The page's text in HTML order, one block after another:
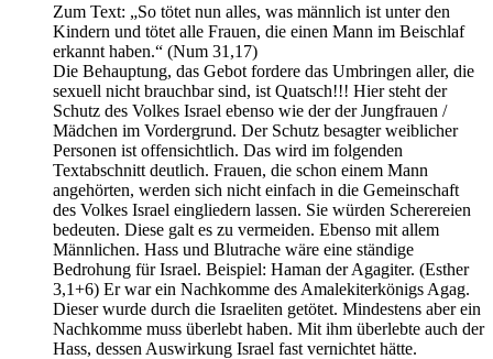
Zum Text: „So tötet nun alles, was männlich ist unter den
Kindern und tötet alle Frauen, die einen Mann im Beischlaf
erkannt haben.“ (Num 31,17)
Die Behauptung, das Gebot fordere das Umbringen aller, die
sexuell nicht brauchbar sind, ist Quatsch!!! Hier steht der
Schutz des Volkes Israel ebenso wie der der Jungfrauen /
Mädchen im Vordergrund. Der Schutz besagter weiblicher
Personen ist offensichtlich. Das wird im folgenden
Textabschnitt deutlich. Frauen, die schon einem Mann
angehörten, werden sich nicht einfach in die Gemeinschaft
des Volkes Israel eingliedern lassen. Sie würden Scherereien
bedeuten. Diese galt es zu vermeiden. Ebenso mit allem
Männlichen. Hass und Blutrache wäre eine ständige
Bedrohung für Israel. Beispiel: Haman der Agagiter. (Esther
3,1+6) Er war ein Nachkomme des Amalekiterkönigs Agag.
Dieser wurde durch die Israeliten getötet. Mindestens aber ein
Nachkomme muss überlebt haben. Mit ihm überlebte auch der
Hass, dessen Auswirkung Israel fast vernichtet hätte.